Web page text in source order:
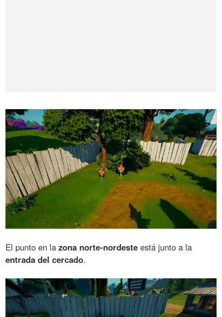
El punto en lazona norte-nordeste está junto a la
entrada del cercado.